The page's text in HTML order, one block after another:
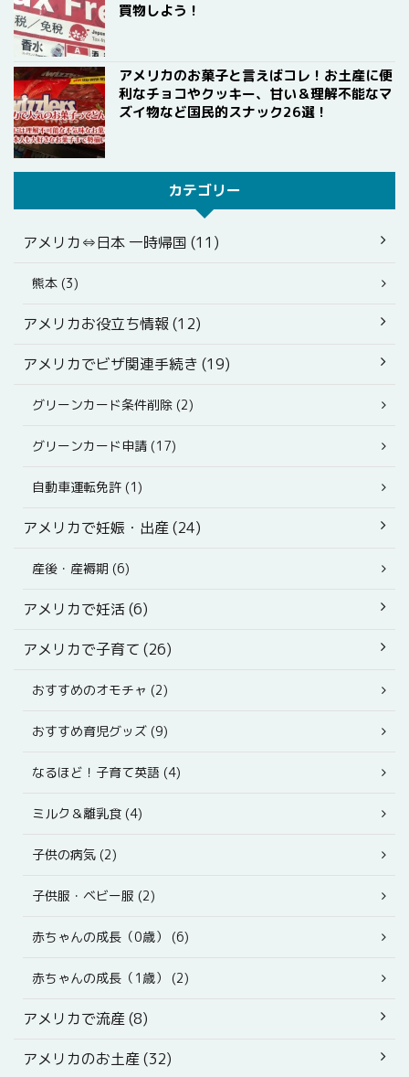
買物しよう！
アメリカのお菓子と言えばコレ！お土産に便
利なチョコやクッキー、甘い＆理解不能なマ
ズイ物など国民的スナック26選！
カテゴリー
アメリカ⇔日本 一時帰国 (11)
熊本 (3)
アメリカお役立ち情報 (12)
アメリカでビザ関連手続き (19)
グリーンカード条件削除 (2)
グリーンカード申請 (17)
自動車運転免許 (1)
アメリカで妊娠・出産 (24)
産後・産褥期 (6)
アメリカで妊活 (6)
アメリカで子育て (26)
おすすめのオモチャ (2)
おすすめ育児グッズ (9)
なるほど！子育て英語 (4)
ミルク＆離乳食 (4)
子供の病気 (2)
子供服・ベビー服 (2)
赤ちゃんの成長（0歳） (6)
赤ちゃんの成長（1歳） (2)
アメリカで流産 (8)
アメリカのお土産 (32)